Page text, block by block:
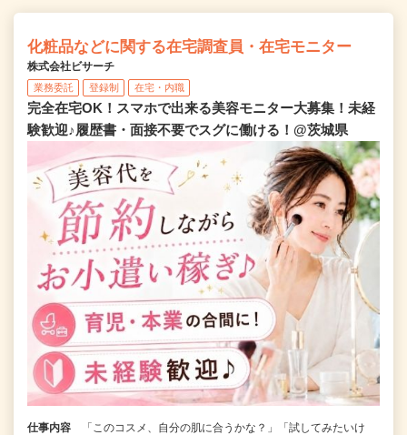
化粧品などに関する在宅調査員・在宅モニター
株式会社ビサーチ
業務委託 登録制 在宅・内職
完全在宅OK！スマホで出来る美容モニター大募集！未経
験歓迎♪履歴書・面接不要でスグに働ける！@茨城県
仕事内容
「このコスメ、自分の肌に合うかな？」「試してみたいけ